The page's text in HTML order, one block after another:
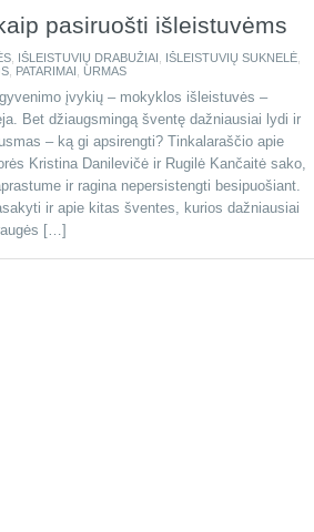
pasiruošti išleistuvėms
IŠLEISTUVIŲ DRABUŽIAI IŠLEISTUVIŲ SUKNELĖ
PATARIMAI URMAS
įvykių – mokyklos išleistuvės –
Bet džiaugsmingą šventę dažniausiai lydi ir
– ką gi apsirengti? Tinkalaraščio apie
Kristina Danilevičė ir Rugilė Kančaitė sako,
ir ragina nepersistengti besipuošiant.
ir apie kitas šventes, kurios dažniausiai
[…]